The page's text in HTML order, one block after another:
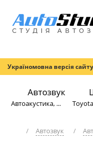
Україномовна версія
Автозвук
Автоакустика, ...
/ Автозвук /